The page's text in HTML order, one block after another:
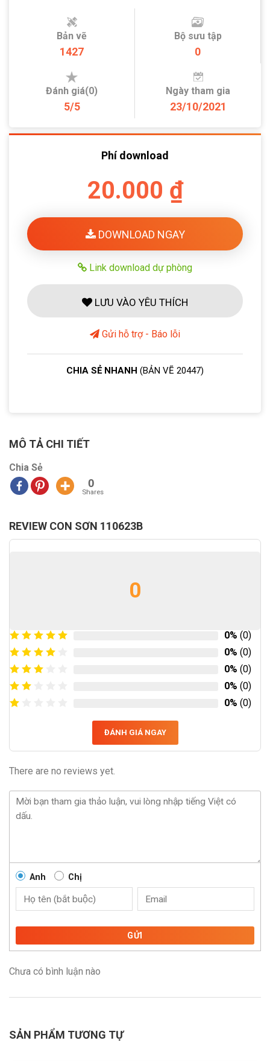
Bản vẽ
1427
Bộ sưu tập
0
Đánh giá(0)
5/5
Ngày tham gia
23/10/2021
Phí download
20.000 ₫
DOWNLOAD NGAY
Link download dự phòng
LƯU VÀO YÊU THÍCH
Gửi hỗ trợ - Báo lỗi
CHIA SẺ NHANH (BẢN VẼ 20447)
MÔ TẢ CHI TIẾT
Chia Sẻ
0
Shares
REVIEW CON SƠN 110623B
0
0% (0)
0% (0)
0% (0)
0% (0)
0% (0)
ĐÁNH GIÁ NGAY
There are no reviews yet.
Anh Chị
GỬI
Chưa có bình luận nào
SẢN PHẨM TƯƠNG TỰ